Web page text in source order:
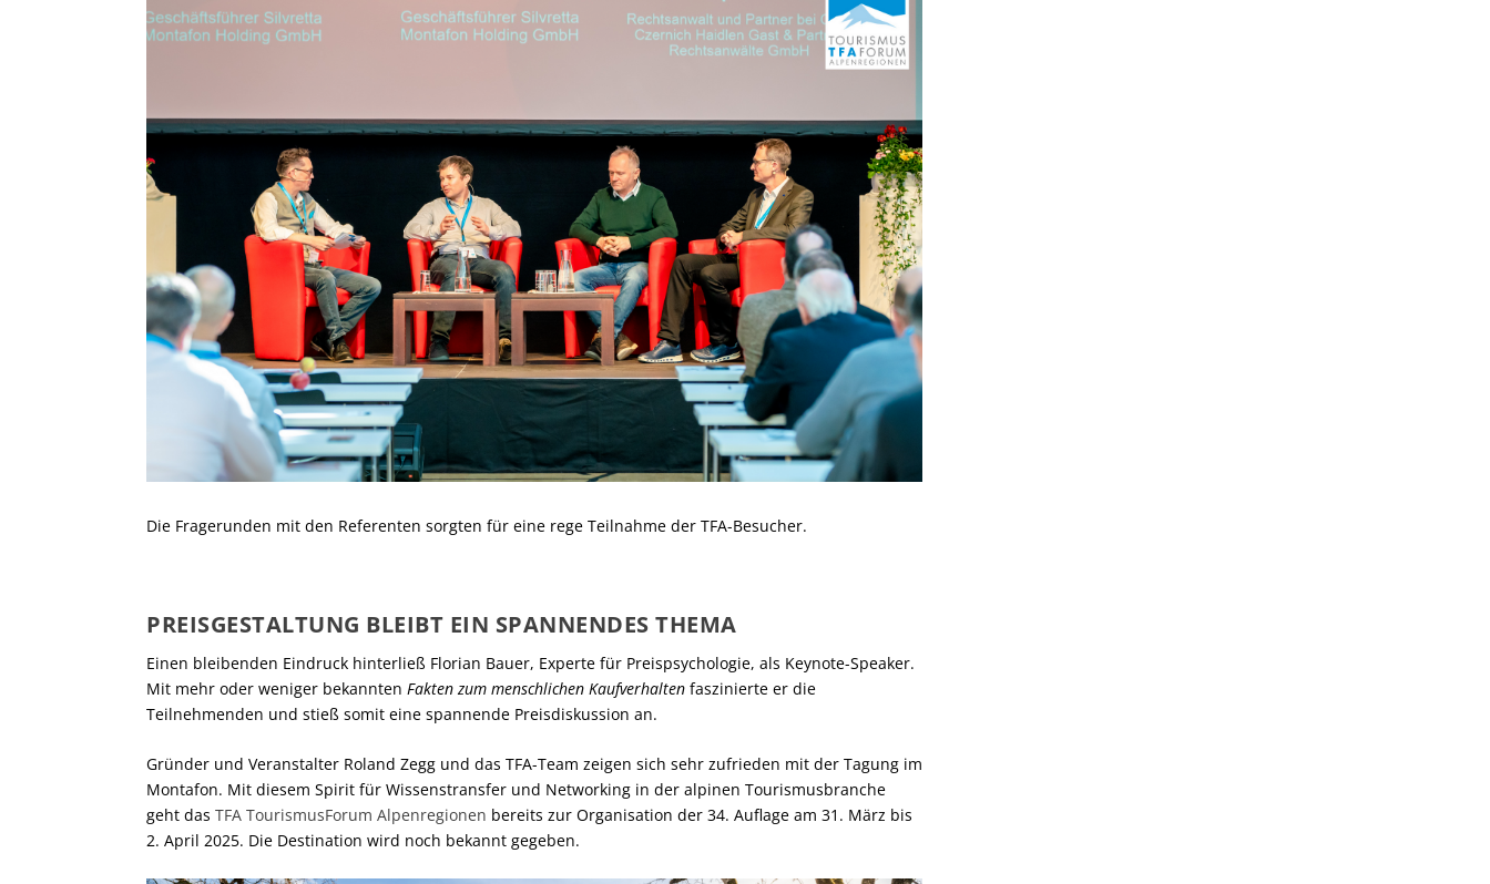
Die Fragerunden mit den Referenten sorgten für eine rege Teilnahme der TFA-Besucher.
PREISGESTALTUNG BLEIBT EIN SPANNENDES THEMA
Einen bleibenden Eindruck hinterließ Florian Bauer, Experte für Preispsychologie, als Keynote-Speaker.
Mit mehr oder weniger bekannten Fakten zum menschlichen Kaufverhalten faszinierte er die
Teilnehmenden und stieß somit eine spannende Preisdiskussion an.
Gründer und Veranstalter Roland Zegg und das TFA-Team zeigen sich sehr zufrieden mit der Tagung im
Montafon. Mit diesem Spirit für Wissenstransfer und Networking in der alpinen Tourismusbranche
geht das TFA TourismusForum Alpenregionen bereits zur Organisation der 34. Auflage am 31. März bis
2. April 2025. Die Destination wird noch bekannt gegeben.